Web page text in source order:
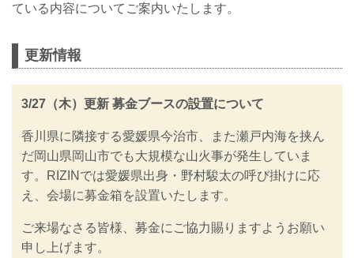
ている内容についてご案内いたします。
更新情報
3/27（木）更新 募金ブースの設置について
香川県に隣接する愛媛県今治市、また瀬戸内海を挟ん
だ岡山県岡山市でも大規模な山火事が発生していま
す。RIZINでは愛媛県出身・野村駿太の呼び掛けに応
え、会場に募金箱を設置いたします。
ご来場なさる皆様、募金にご協力賜りますようお願い
申し上げます。